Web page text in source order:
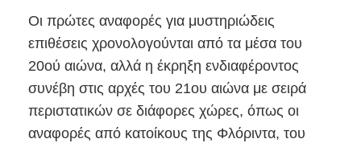
Οι πρώτες αναφορές για μυστηριώδεις
επιθέσεις χρονολογούνται από τα μέσα του
20ού αιώνα, αλλά η έκρηξη ενδιαφέροντος
συνέβη στις αρχές του 21ου αιώνα με σειρά
περιστατικών σε διάφορες χώρες, όπως οι
αναφορές από κατοίκους της Φλόριντα, του